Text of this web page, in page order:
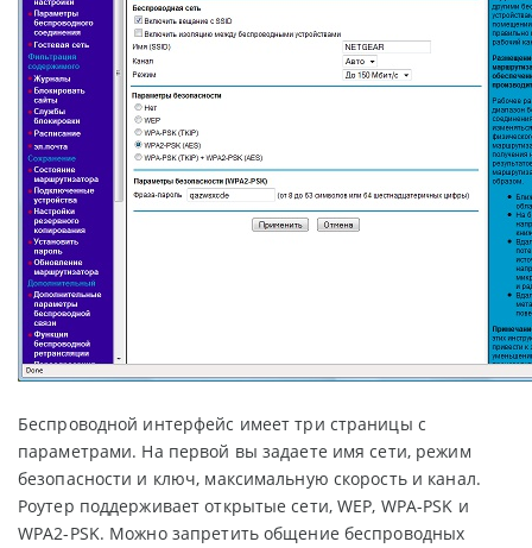
Беспроводной интерфейс имеет три страницы с
параметрами. На первой вы задаете имя сети, режим
безопасности и ключ, максимальную скорость и канал.
Роутер поддерживает открытые сети, WEP, WPA-PSK и
WPA2-PSK. Можно запретить общение беспроводных